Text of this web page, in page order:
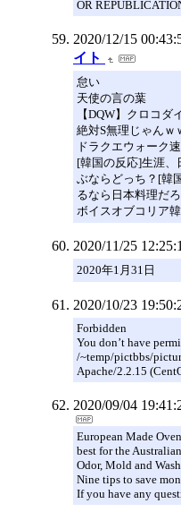
OR
2020/12/15
イト
怠い
天使の言の葉
【DQW】クロコ
絶対S無理じゃんｗ
ドラクエウォーク
[韓国の反応]生涯、
ぶならどっち？[韓
るなら日本料理だろ
ボイスオブコリア
2020/11/25
2020年1月31日
2020/10/23
Forbidden
You don’t have
/~temp/pictbbs/
Apache/2.2.15
2020/09/04
European Made
best for the
Odor, Mold and
Nine tips to save
If you have any